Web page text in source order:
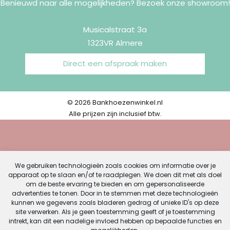
We gebruiken technologieën zoals cookies om informatie over je
apparaat op te slaan en/of te raadplegen. We doen dit met als doel
om de beste ervaring te bieden en om gepersonaliseerde
advertenties te tonen. Door in te stemmen met deze technologieën
kunnen we gegevens zoals bladeren gedrag of unieke ID's op deze
site verwerken. Als je geen toestemming geeft of je toestemming
intrekt, kan dit een nadelige invloed hebben op bepaalde functies en
Benieuwd naar alle mogelijkheden? Bezoek onze showroom!
Musicalstraat 3a
1323VR Almere
Direct een afspraak maken
© 2026 Bankhoezenwinkel.nl
Alle prijzen zijn inclusief btw.